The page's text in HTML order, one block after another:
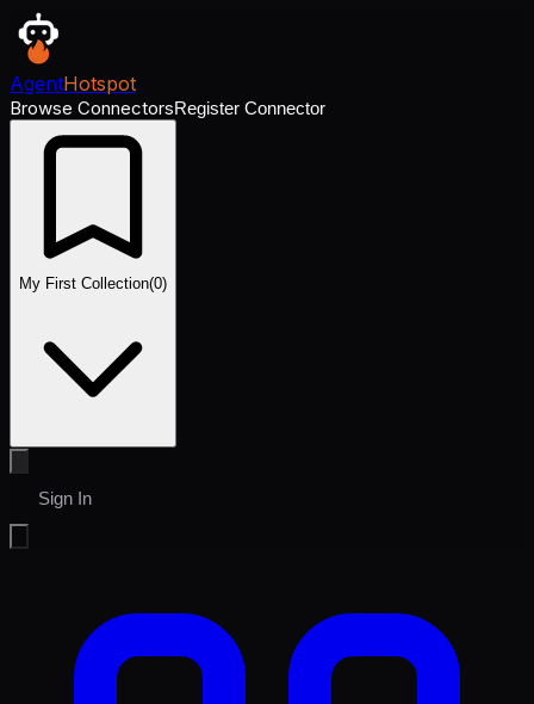
AgentHotspot
Browse ConnectorsRegister Connector
My First Collection(0)
Sign In